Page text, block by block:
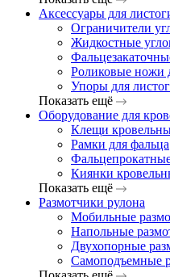
Аксессуары для
Ограничители
Жидкостные
Роликовые ножи
Упоры для
Показать ещё
Оборудование для
Клещи
Рамки для фальца
Киянки
Показать ещё
Размотчики рулона
Мобильные
Напольные
Двухопорные
Самоподъемные